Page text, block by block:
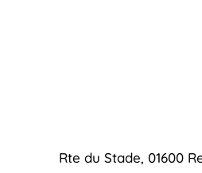
Rte du Stade, 01600